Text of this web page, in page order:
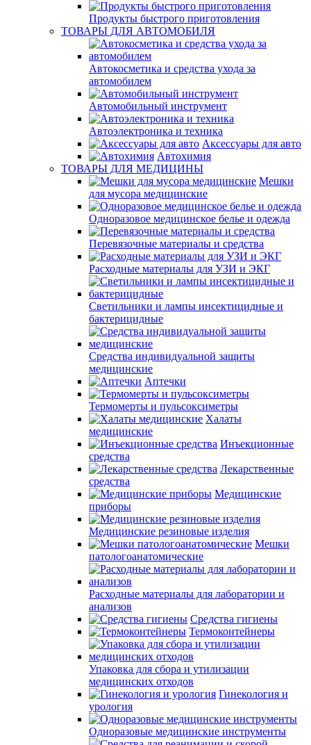
Продукты быстрого приготовления
ТОВАРЫ ДЛЯ АВТОМОБИЛЯ
Автокосметика и средства ухода за
автомобилем
Автомобильный инструмент
Автоэлектроника и техника
Аксессуары для авто
Автохимия
ТОВАРЫ ДЛЯ МЕДИЦИНЫ
Мешки
для мусора медицинские
Одноразовое медицинское белье и одежда
Перевязочные материалы и средства
Расходные материалы для УЗИ и ЭКГ
Светильники и лампы инсектицидные и
бактерицидные
Средства индивидуальной защиты
медицинские
Аптечки
Термомерты и пульсоксиметры
Халаты
медицинские
Инъекционные
средства
Лекарственные
средства
Медицинские
приборы
Медицинские резиновые изделия
Мешки
патологоанатомические
Расходные материалы для лаборатории и
анализов
Средства гигиены
Термоконтейнеры
Упаковка для сбора и утилизации
медицинских отходов
Гинекология и
урология
Одноразовые медицинские инструменты